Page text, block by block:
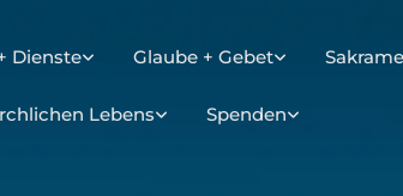
Dienste Glaube + Gebet
Lebens Spenden